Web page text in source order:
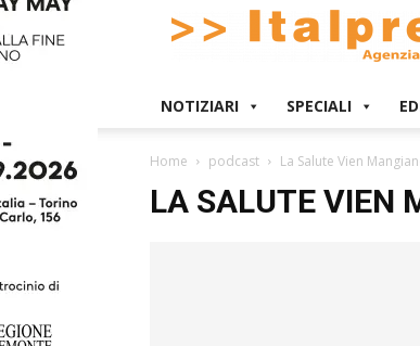
NOTIZIARI SPECIALI
Home podcast La Salute Vien
LA SALUTE VIEN